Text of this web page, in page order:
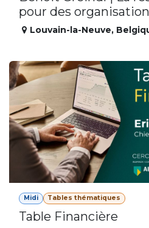
pour des
Louvain-la-Neuve,
Midi Tables thématiques
Table Financière